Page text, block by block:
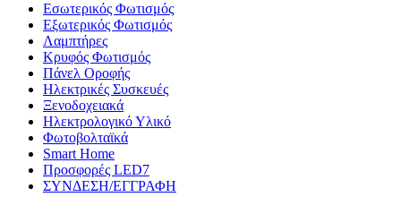
Εσωτερικός Φωτισμός
Εξωτερικός Φωτισμός
Λαμπτήρες
Κρυφός Φωτισμός
Πάνελ Οροφής
Ηλεκτρικές Συσκευές
Ξενοδοχειακά
Ηλεκτρολογικό Υλικό
Φωτοβολταϊκά
Smart Home
Προσφορές LED7
ΣΥΝΔΕΣΗ/ΕΓΓΡΑΦΗ